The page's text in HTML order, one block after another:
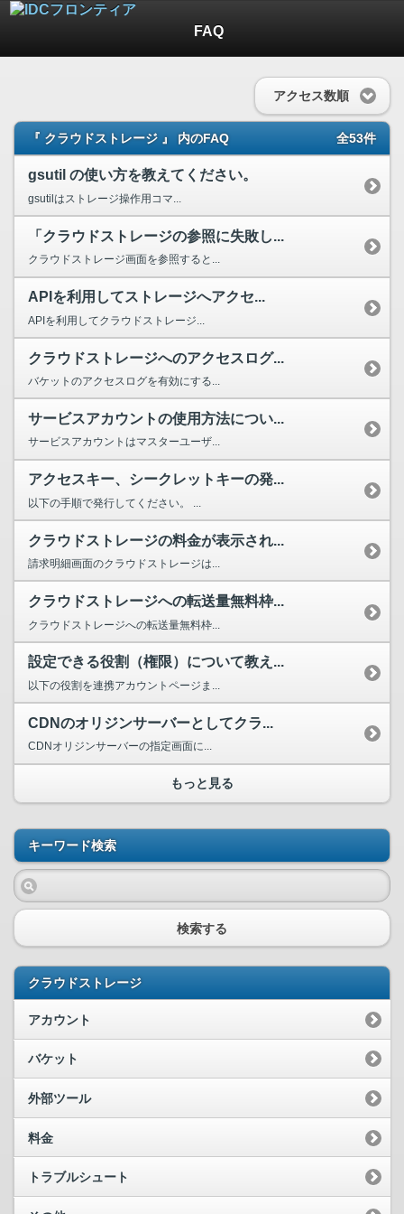
FAQ
アクセス数順
『 クラウドストレージ 』 内のFAQ 全53件
gsutil の使い方を教えてください。
gsutilはストレージ操作用コマ...
「クラウドストレージの参照に失敗し...
クラウドストレージ画面を参照すると...
APIを利用してストレージへアクセ...
APIを利用してクラウドストレージ...
クラウドストレージへのアクセスログ...
バケットのアクセスログを有効にする...
サービスアカウントの使用方法につい...
サービスアカウントはマスターユーザ...
アクセスキー、シークレットキーの発...
以下の手順で発行してください。 ...
クラウドストレージの料金が表示され...
請求明細画面のクラウドストレージは...
クラウドストレージへの転送量無料枠...
クラウドストレージへの転送量無料枠...
設定できる役割（権限）について教え...
以下の役割を連携アカウントページま...
CDNのオリジンサーバーとしてクラ...
CDNオリジンサーバーの指定画面に...
もっと見る
キーワード検索
検索する
クラウドストレージ
アカウント
バケット
外部ツール
料金
トラブルシュート